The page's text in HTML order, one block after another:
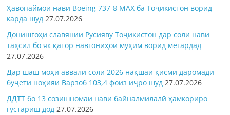
Ҳавопаймои нави Boeing 737-8 MAX ба Тоҷикистон ворид
карда шуд 27.07.2026
Донишгоҳи славянии Русияву Тоҷикистон дар соли нави
таҳсил бо як қатор навгониҳои муҳим ворид мегардад
27.07.2026
Дар шаш моҳи аввали соли 2026 нақшаи қисми даромади
буҷети ноҳияи Варзоб 103,4 фоиз иҷро шуд 27.07.2026
ДДТТ бо 13 созишномаи нави байналмилалӣ ҳамкориро
густариш дод 27.07.2026